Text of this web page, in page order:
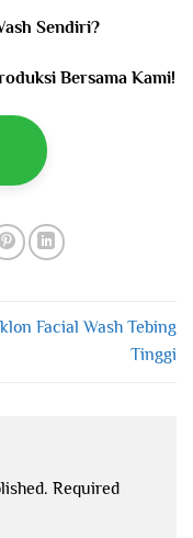
Sendiri?
Bersama Kami!
Facial Wash Tebing
Tinggi
Required